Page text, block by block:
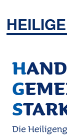
springen